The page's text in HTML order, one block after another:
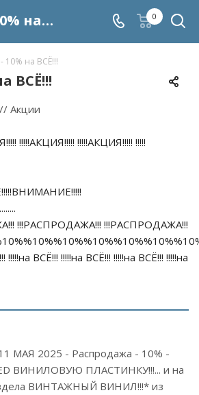
Акция - 10% на ВСЁ!!! 0
10% на ВСЁ!!!
ВСЁ!!!
// Акции
!!!!!АКЦИЯ!!!!! !!!!!АКЦИЯ!!!!! !!!!!
!!!РАСПРОДАЖА!!!
!!!!!на ВСЁ!!! !!!!!на ВСЁ!!! !!!!!на ВСЁ!!! !!!!!на
МАЯ 2025 - Распродажа - 10% -
ВИНИЛОВУЮ ПЛАСТИНКУ!!!... и на
ВИНТАЖНЫЙ ВИНИЛ!!!* из